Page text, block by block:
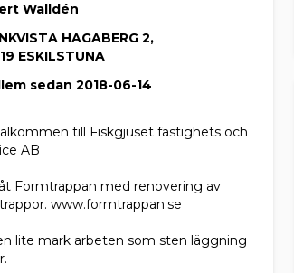
Walldén
HAGABERG 2,
ESKILSTUNA
sedan 2018-06-14
till Fiskgjuset fastighets och
AB
Formtrappan med renovering av
www.formtrappan.se
lite mark arbeten som sten läggning